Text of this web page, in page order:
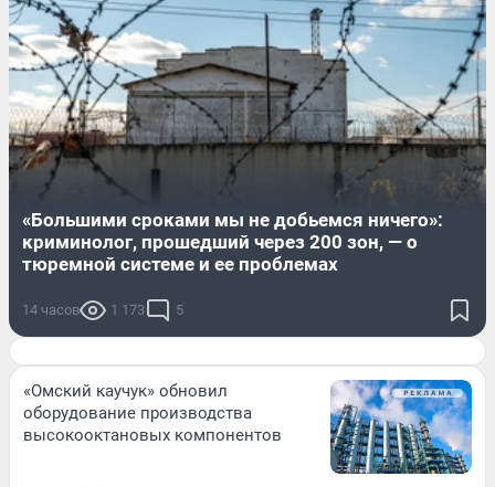
«Большими сроками мы не добьемся ничего»:
криминолог, прошедший через 200 зон, — о
тюремной системе и ее проблемах
14 часов 1 173 5
«Омский каучук» обновил
оборудование производства
высокооктановых компонентов